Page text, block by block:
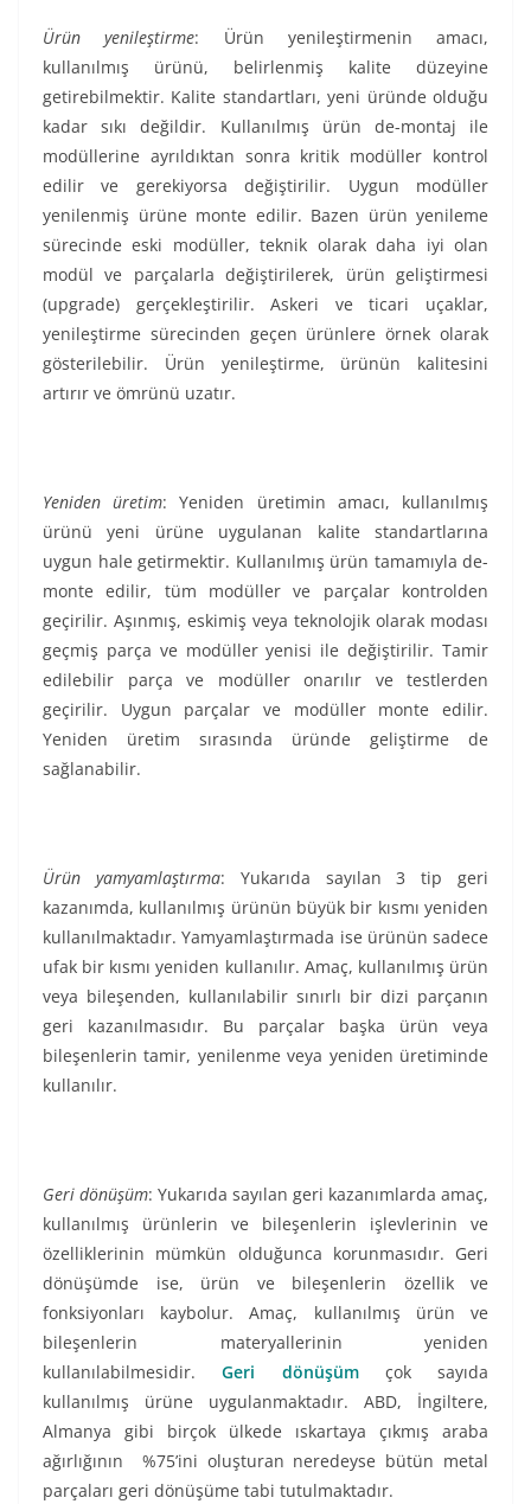
Ürün yenileştirme: Ürün yenileştir­menin amacı,
kullanılmış ürünü, belirlenmiş kalite düzeyine
getirebilmektir. Kalite standartları, yeni üründe olduğu
kadar sıkı değildir. Kullanılmış ürün de-montaj ile
modüllerine ayrıldıktan sonra kritik modüller kontrol
edilir ve gerekiyorsa değiştirilir. Uygun modüller
yenilenmiş ürüne monte edilir. Bazen ürün yenileme
sürecinde eski modüller, teknik olarak daha iyi olan
modül ve parçalarla değiştirilerek, ürün geliştirmesi
(upgrade) gerçekleştirilir. Askeri ve ticari uçaklar,
yenileştirme sürecinden geçen ürünlere örnek olarak
gösterilebilir. Ürün yenileştirme, ürünün kalitesini
artırır ve ömrünü uzatır.
Yeniden üretim: Yeniden üretimin amacı, kullanılmış
ürünü yeni ürüne uygulanan kalite standartlarına
uygun hale getirmektir. Kullanılmış ürün tamamıyla de-
monte edilir, tüm modüller ve parçalar kontrolden
geçirilir. Aşınmış, eskimiş veya teknolojik olarak modası
geçmiş parça ve modüller yenisi ile değiştirilir. Tamir
edilebilir parça ve modüller onarılır ve testlerden
geçirilir. Uygun parçalar ve modüller monte edilir.
Yeniden üretim sırasında üründe geliştirme de
sağlanabilir.
Ürün yamyamlaştırma: Yukarıda sayılan 3 tip geri
kazanımda, kullanılmış ürünün büyük bir kısmı yeniden
kullanılmaktadır. Yamyamlaştırmada ise ürünün sadece
ufak bir kısmı yeniden kullanılır. Amaç, kullanılmış ürün
veya bileşenden, kullanılabilir sınırlı bir dizi parçanın
geri kazanılmasıdır. Bu parçalar başka ürün veya
bileşenlerin tamir, yenilenme veya yeniden üretiminde
kullanılır.
Geri dönüşüm: Yukarıda sayılan geri kazanımlarda amaç,
kullanılmış ürünlerin ve bileşenlerin işlevlerinin ve
özelliklerinin mümkün olduğunca korunmasıdır. Geri
dönüşümde ise, ürün ve bileşenlerin özellik ve
fonksiyonları kaybolur. Amaç, kullanılmış ürün ve
bileşenlerin materyallerinin yeniden
kullanılabilmesidir.Geri dönüşümçok sayıda
kullanılmış ürüne uygulanmaktadır. ABD, İngiltere,
Almanya gibi birçok ülkede ıskartaya çıkmış araba
ağırlığının %75’ini oluşturan neredeyse bütün metal
parçaları geri dönüşüme tabi tutulmaktadır.